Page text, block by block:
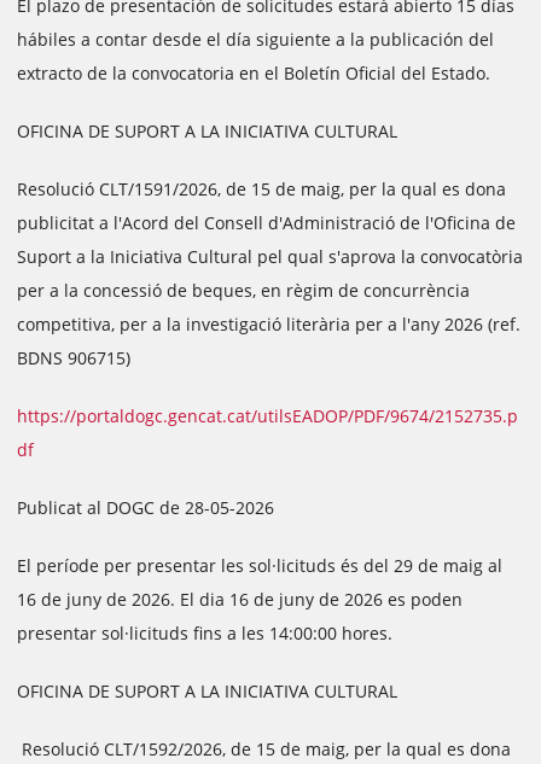
El plazo de presentación de solicitudes estará abierto 15 días
hábiles a contar desde el día siguiente a la publicación del
extracto de la convocatoria en el Boletín Oficial del Estado.
OFICINA DE SUPORT A LA INICIATIVA CULTURAL
Resolució CLT/1591/2026, de 15 de maig, per la qual es dona
publicitat a l'Acord del Consell d'Administració de l'Oficina de
Suport a la Iniciativa Cultural pel qual s'aprova la convocatòria
per a la concessió de beques, en règim de concurrència
competitiva, per a la investigació literària per a l'any 2026 (ref.
BDNS 906715)
https://portaldogc.gencat.cat/utilsEADOP/PDF/9674/2152735.p
df
Publicat al DOGC de 28-05-2026
El període per presentar les sol·licituds és del 29 de maig al
16 de juny de 2026. El dia 16 de juny de 2026 es poden
presentar sol·licituds fins a les 14:00:00 hores.
OFICINA DE SUPORT A LA INICIATIVA CULTURAL
Resolució CLT/1592/2026, de 15 de maig, per la qual es dona